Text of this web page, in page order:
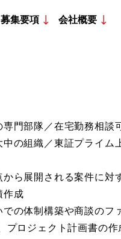
募集要項 会社概要
専門部隊／在宅勤務相談
の組織／東証プライム
から展開される案件に対
作成
での体制構築や商談のフ
プロジェクト計画書の作